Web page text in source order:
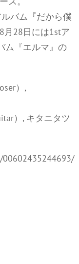
バム『だから僕
月28日には1stア
ム『エルマ』の
）,
）, キタニタツ